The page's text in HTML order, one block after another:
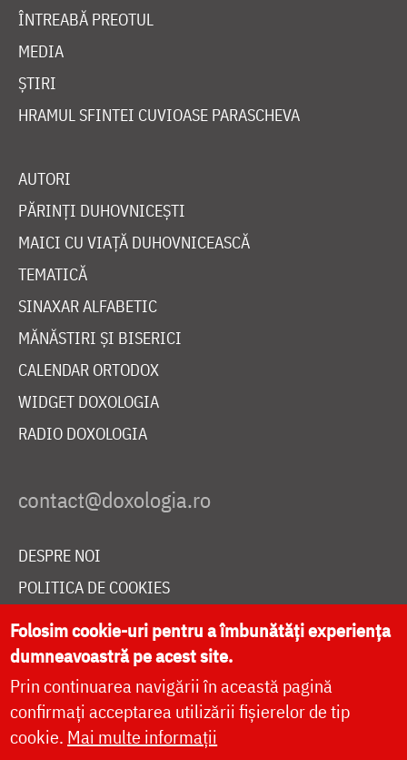
ÎNTREABĂ PREOTUL
MEDIA
ȘTIRI
HRAMUL SFINTEI CUVIOASE PARASCHEVA
AUTORI
PĂRINȚI DUHOVNICEȘTI
MAICI CU VIAȚĂ DUHOVNICEASCĂ
TEMATICĂ
SINAXAR ALFABETIC
MĂNĂSTIRI ȘI BISERICI
CALENDAR ORTODOX
WIDGET DOXOLOGIA
RADIO DOXOLOGIA
DESPRE NOI
POLITICA DE COOKIES
DONEAZĂ ONLINE PENTRU CATEDRALA NAȚIONALĂ
LIVE
Folosim cookie-uri pentru a îmbunătăți experiența
dumneavoastră pe acest site.
Prin continuarea navigării în această pagină
confirmați acceptarea utilizării fișierelor de tip
cookie. Mai multe informații